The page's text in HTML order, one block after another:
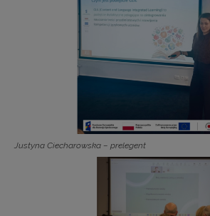
Justyna Ciecharowska – prelegent